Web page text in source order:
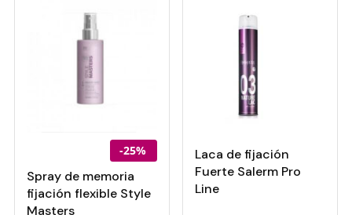
-25%
Spray de memoria
fijación flexible Style
Masters
Laca de fijación
Fuerte Salerm Pro
Line